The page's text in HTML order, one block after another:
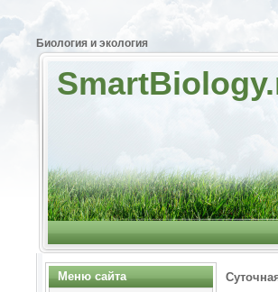
Биология и экология
Меню сайта